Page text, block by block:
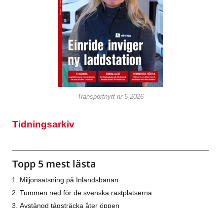
Transportnytt nr 5-2026
Tidningsarkiv
Topp 5 mest lästa
Miljonsatsning på Inlandsbanan
Tummen ned för de svenska rastplatserna
Avstängd tågsträcka åter öppen